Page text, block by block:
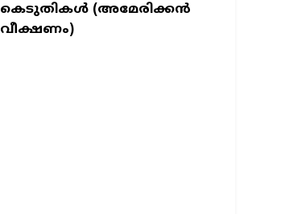
കെടുതികൾ (അമേരിക്കൻ
വീക്ഷണം)